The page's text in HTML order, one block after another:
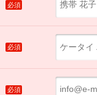
必須
必須
必須